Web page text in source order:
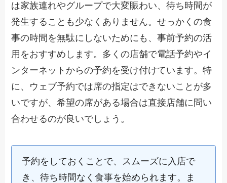
は家族連れやグループで大変賑わい、待ち時間が
発生することも少なくありません。せっかくの食
事の時間を無駄にしないためにも、事前予約の活
用をおすすめします。多くの店舗で電話予約やイ
ンターネットからの予約を受け付けています。特
に、ウェブ予約では席の指定はできないことが多
いですが、希望の席がある場合は直接店舗に問い
合わせるのが良いでしょう。
予約をしておくことで、スムーズに入店で
き、待ち時間なく食事を始められます。ま